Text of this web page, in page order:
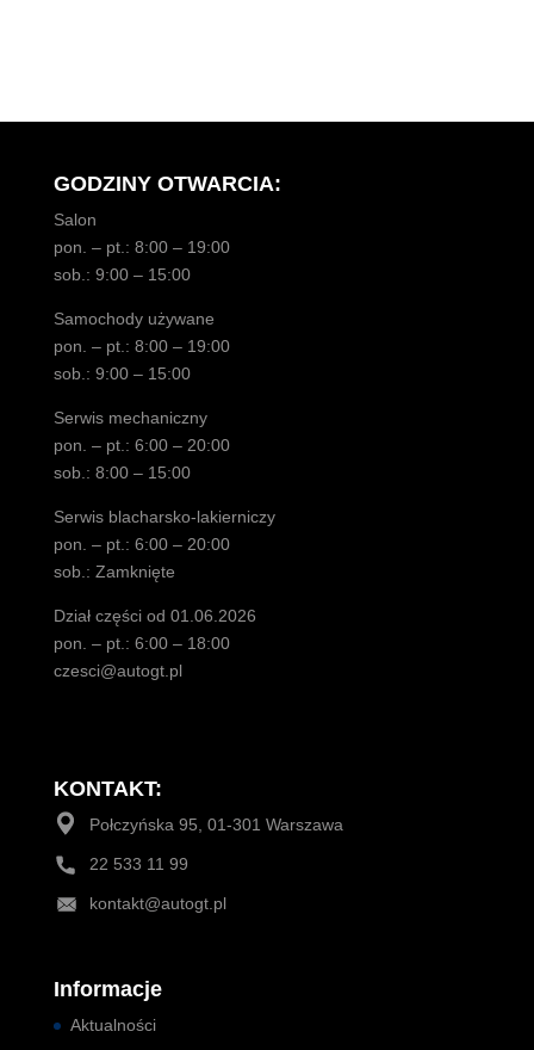
GODZINY OTWARCIA:
Salon
pon. – pt.: 8:00 – 19:00
sob.: 9:00 – 15:00
Samochody używane
pon. – pt.: 8:00 – 19:00
sob.: 9:00 – 15:00
Serwis mechaniczny
pon. – pt.: 6:00 – 20:00
sob.: 8:00 – 15:00
Serwis blacharsko-lakierniczy
pon. – pt.: 6:00 – 20:00
sob.: Zamknięte
Dział części od 01.06.2026
pon. – pt.: 6:00 – 18:00
czesci@autogt.pl
KONTAKT:
Połczyńska 95, 01-301 Warszawa
22 533 11 99
kontakt@autogt.pl
Informacje
Aktualności